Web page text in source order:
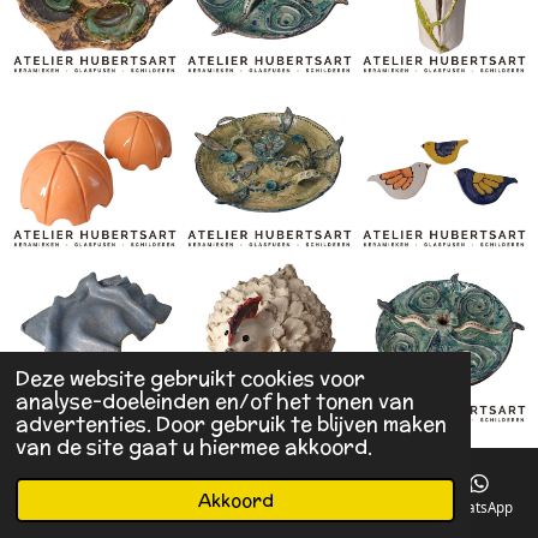
Deze website gebruikt cookies voor
analyse-doeleinden en/of het tonen van
advertenties. Door gebruik te blijven maken
van de site gaat u hiermee akkoord.
Akkoord
Telefoonnummer WhatsApp